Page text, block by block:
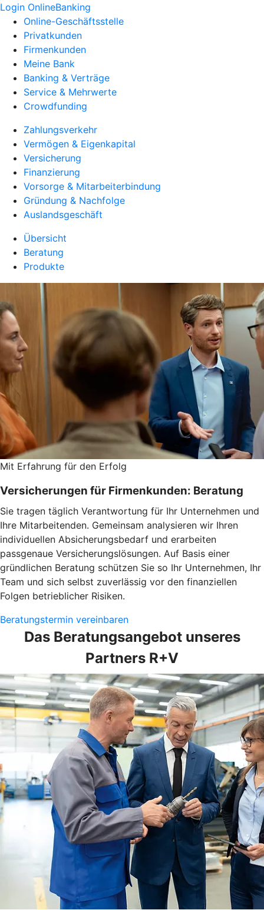
Login OnlineBanking
Online-Geschäftsstelle
Privatkunden
Firmenkunden
Meine Bank
Banking & Verträge
Service & Mehrwerte
Crowdfunding
Zahlungsverkehr
Vermögen & Eigenkapital
Versicherung
Finanzierung
Vorsorge & Mitarbeiterbindung
Gründung & Nachfolge
Auslandsgeschäft
Übersicht
Beratung
Produkte
Mit Erfahrung für den Erfolg
Versicherungen für Firmenkunden: Beratung
Sie tragen täglich Verantwortung für Ihr Unternehmen und
Ihre Mitarbeitenden. Gemeinsam analysieren wir Ihren
individuellen Absicherungsbedarf und erarbeiten
passgenaue Versicherungslösungen. Auf Basis einer
gründlichen Beratung schützen Sie so Ihr Unternehmen, Ihr
Team und sich selbst zuverlässig vor den finanziellen
Folgen betrieblicher Risiken.
Beratungstermin vereinbaren
Das Beratungsangebot unseres
Partners R+V